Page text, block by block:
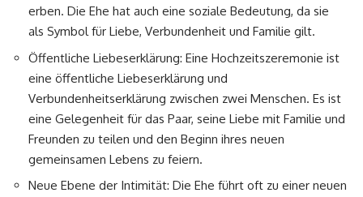
erben. Die Ehe hat auch eine soziale Bedeutung, da sie
als Symbol für Liebe, Verbundenheit und Familie gilt.
Öffentliche Liebeserklärung: Eine Hochzeitszeremonie ist
eine öffentliche Liebeserklärung und
Verbundenheitserklärung zwischen zwei Menschen. Es ist
eine Gelegenheit für das Paar, seine Liebe mit Familie und
Freunden zu teilen und den Beginn ihres neuen
gemeinsamen Lebens zu feiern.
Neue Ebene der Intimität: Die Ehe führt oft zu einer neuen